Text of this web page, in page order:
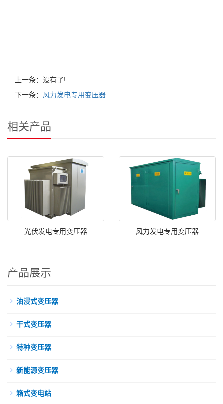
上一条：没有了!
下一条： 风力发电专用变压器
相关产品
光伏发电专用变压器 风力发电专用变压器
产品展示
油浸式变压器
干式变压器
特种变压器
新能源变压器
箱式变电站